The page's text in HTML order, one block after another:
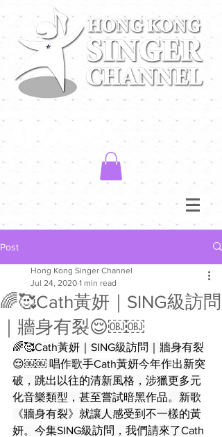
Post
🌈🥰Cath黃妍｜SING級訪問
｜牆身有裂😌￼￼
Hong Kong Singer Channel
Jul 24, 2020 1 min read
🌈🥰Cath黃妍｜SING級訪問｜牆身有裂
😌￼￼ 唱作歌手Cath黃妍今年作出新突
破，跳出以往的清新風格，涉獵更多元
化音樂類型，甚至嘗試暗黑作品。新歌
《牆身有裂》就讓人感受到不一樣的黃
妍。今集SING級訪問，我們請來了Cath